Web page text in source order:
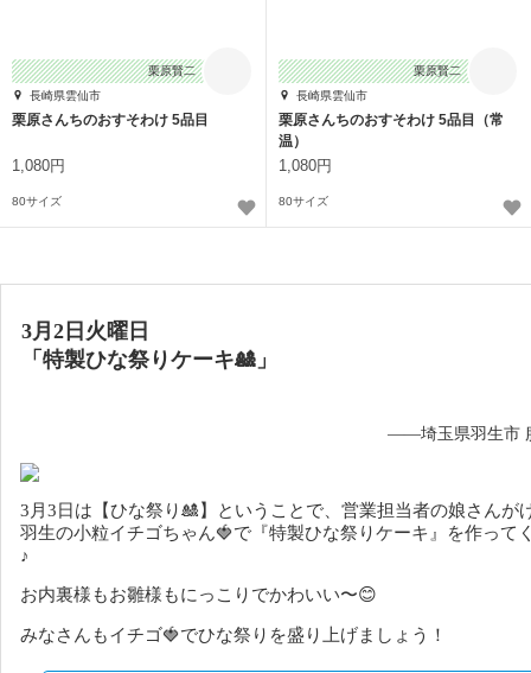
栗原賢二
長崎県雲仙市
栗原さんちのおすそわけ 5品目
1,080円
80サイズ
栗原賢二
長崎県雲仙市
栗原さんちのおすそわけ 5品目（常
温）
1,080円
80サイズ
3月2日火曜日
「特製ひな祭りケーキ🎎」
——埼玉県羽生市
3月3日は【ひな祭り🎎】ということで、営業担当者の娘さんが
羽生の小粒イチゴちゃん🍓で『特製ひな祭りケーキ』を作って
♪
お内裏様もお雛様もにっこりでかわいい〜😊
みなさんもイチゴ🍓でひな祭りを盛り上げましょう！